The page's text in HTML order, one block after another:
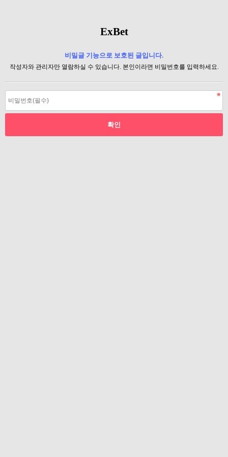
ExBet
비밀글 기능으로 보호된 글입니다.
작성자와 관리자만 열람하실 수 있습니다. 본인이라면 비밀번호를 입력하세요.